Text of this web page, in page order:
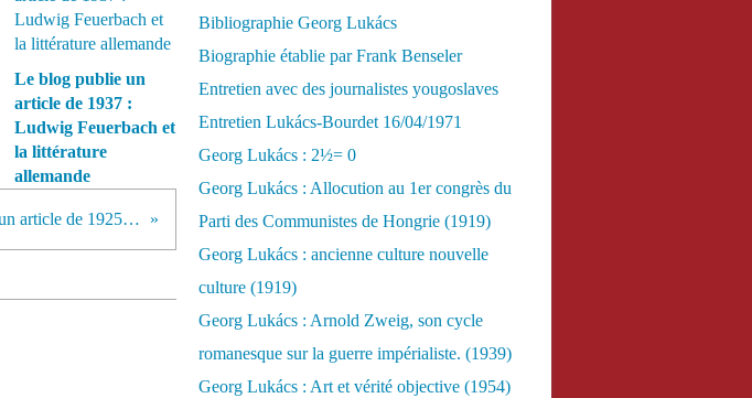
Le blog publie un
article de 1937 :
Ludwig Feuerbach et
la littérature
allemande
Le blog publie un article de 1925 : les nouveaux partisans de Lassalle.
Bibliographie Georg Lukács
Biographie établie par Frank Benseler
Entretien avec des journalistes yougoslaves
Entretien Lukács-Bourdet 16/04/1971
Georg Lukács : 2½= 0
Georg Lukács : Allocution au 1er congrès du
Parti des Communistes de Hongrie (1919)
Georg Lukács : ancienne culture nouvelle
culture (1919)
Georg Lukács : Arnold Zweig, son cycle
romanesque sur la guerre impérialiste. (1939)
Georg Lukács : Art et vérité objective (1954)